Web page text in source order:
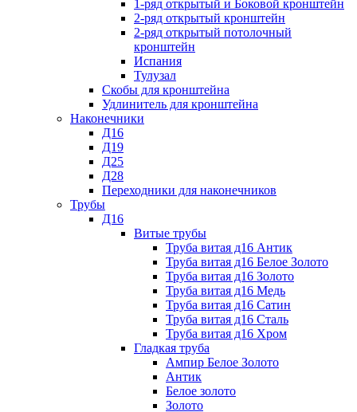
1-ряд открытый и Боковой кронштейн
2-ряд открытый кронштейн
2-ряд открытый потолочный
кронштейн
Испания
Тулузал
Скобы для кронштейна
Удлинитель для кронштейна
Наконечники
Д16
Д19
Д25
Д28
Переходники для наконечников
Трубы
Д16
Витые трубы
Труба витая д16 Антик
Труба витая д16 Белое Золото
Труба витая д16 Золото
Труба витая д16 Медь
Труба витая д16 Сатин
Труба витая д16 Сталь
Труба витая д16 Хром
Гладкая труба
Ампир Белое Золото
Антик
Белое золото
Золото